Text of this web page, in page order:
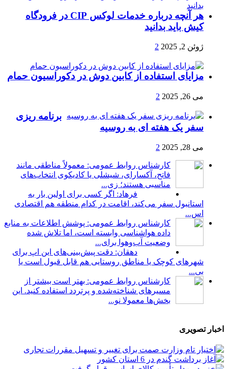
هر آنچه درباره خدمات لوکس CIP در فرودگاه‌
کیش باید بدانید
ژوئن 2, 2025 2
مزایای استفاده از کابین دوش در دکوراسیون حمام
می 26, 2025 2
برنامه ریزی
سفر یک هفته ای به روسیه
می 28, 2025 2
کارشناس روابط عمومی: معمولاً مناطقی مانند
فاتح، آکسارای، شیشلی یا کادیکوی انتخاب‌های
مناسبی هستند؛ زی...
فرهاد: اگر کسی برای اولین بار به
استانبول سفر می‌کند، اقامت در کدام منطقه هم اقتصادی
اس...
کارشناس روابط عمومی: پوشش اطلاعات به منابع
داده هواشناسی وابسته است، اما تلاش شده
وضعیت آب‌وهوا برای...
دهقان: دقت پیش‌بینی‌های این اپ برای
شهرهای کوچک یا مناطق روستایی هم قابل قبول است یا
بی...
کارشناس روابط عمومی: بهتر است بیشتر از
مسیرهای شناخته‌شده و پرتردد استفاده کنید. این
بخش‌ها معمولا نو...
اخبار تصویری